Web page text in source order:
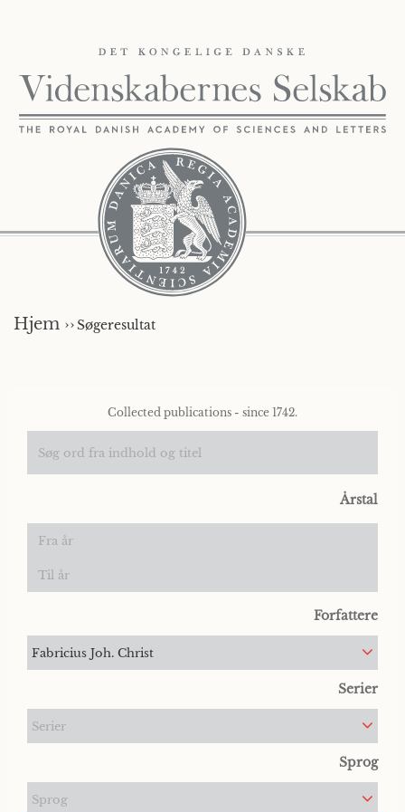
Hjem ››Søgeresultat
Collected publications - since 1742.
Årstal
Forfattere
Fabricius Joh. Christ
Serier
Serier
Sprog
Sprog